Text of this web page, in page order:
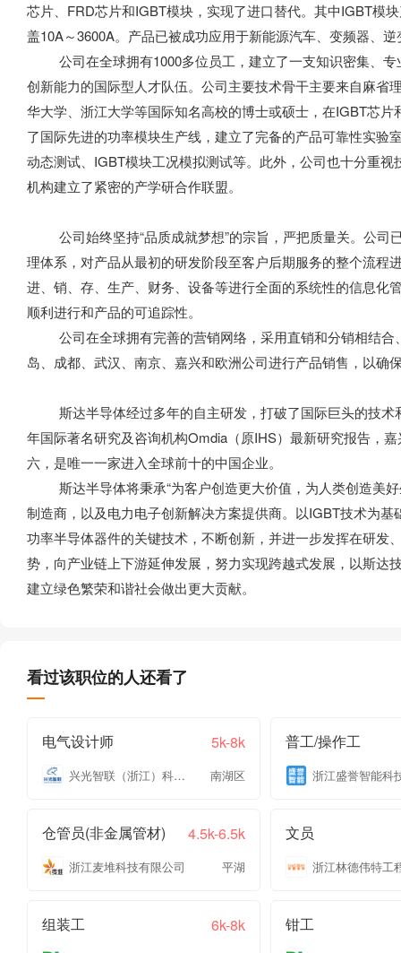
芯片、FRD芯片和IGBT模块，实现了进口替代。其中IGBT模
盖10A～3600A。产品已被成功应用于新能源汽车、变频器、
公司在全球拥有1000多位员工，建立了一支知识密集、专
创新能力的国际型人才队伍。公司主要技术骨干主要来自麻省
华大学、浙江大学等国际知名高校的博士或硕士，在IGBT芯
了国际先进的功率模块生产线，建立了完备的产品可靠性实
动态测试、IGBT模块工况模拟测试等。此外，公司也十分重
机构建立了紧密的产学研合作联盟。
公司始终坚持“品质成就梦想”的宗旨，严把质量关。公司
理体系，对产品从最初的研发阶段至客户后期服务的整个流
进、销、存、生产、财务、设备等进行全面的系统性的信息化
顺利进行和产品的可追踪性。
公司在全球拥有完善的营销网络，采用直销和分销相结合
岛、成都、武汉、南京、嘉兴和欧洲公司进行产品销售，以确
斯达半导体经过多年的自主研发，打破了国际巨头的技术
年国际著名研究及咨询机构Omdia（原IHS）最新研究报告，
六，是唯一一家进入全球前十的中国企业。
斯达半导体将秉承“为客户创造更大价值，为人类创造美好
制造商，以及电力电子创新解决方案提供商。以IGBT技术为
功率半导体器件的关键技术，不断创新，并进一步发挥在研发
势，向产业链上下游延伸发展，努力实现跨越式发展，以斯达
建立绿色繁荣和谐社会做出更大贡献。
看过该职位的人还看了
电气设计师 5k-8k
兴光智联（浙江）科技有限公司 南湖区
普工/操作工
仓管员(非金属管材) 4.5k-6.5k
浙江麦堆科技有限公司 平湖
文员
组装工 6k-8k 钳工